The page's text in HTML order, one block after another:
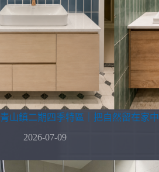
青山鎮二期四季特區｜把自然留在家中
2026-07-09